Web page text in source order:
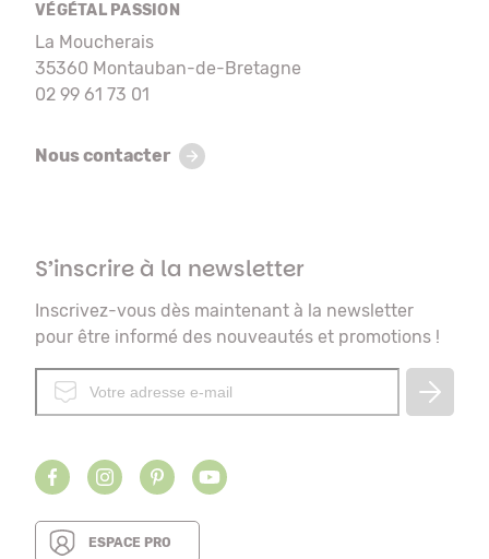
VÉGÉTAL PASSION
La Moucherais
35360 Montauban-de-Bretagne
02 99 61 73 01
Nous contacter
S’inscrire à la newsletter
Inscrivez-vous dès maintenant à la newsletter
pour être informé des nouveautés et promotions !
ESPACE PRO